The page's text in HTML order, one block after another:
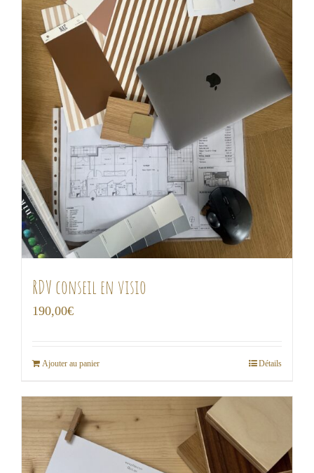
RDV conseil en visio
190,00€
Ajouter au panier Détails